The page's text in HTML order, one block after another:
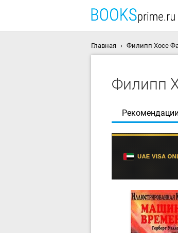
Главная Филипп Хосе
Филипп
Рекомендации